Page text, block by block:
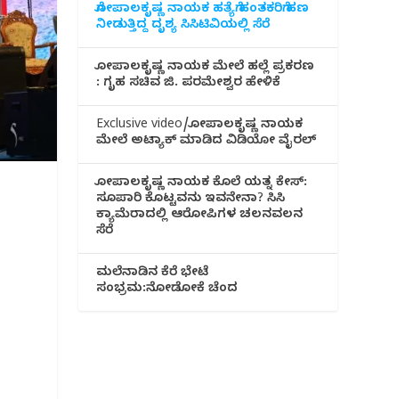
ಗೋಪಾಲಕೃಷ್ಣ ನಾಯಕ ಹತ್ಯೆಗೆ ಹಂತಕರಿಗೆ ಹಣ
ನೀಡುತ್ತಿದ್ದ ದೃಶ್ಯ ಸಿಸಿಟಿವಿಯಲ್ಲಿ ಸೆರೆ
ಗೋಪಾಲಕೃಷ್ಣ ನಾಯಕ ಮೇಲೆ ಹಲ್ಲೆ ಪ್ರಕರಣ
: ಗೃಹ ಸಚಿವ ಜಿ. ಪರಮೇಶ್ವರ ಹೇಳಿಕೆ
Exclusive video/ಗೋಪಾಲಕೃಷ್ಣ ನಾಯಕ
ಮೇಲೆ ಅಟ್ಯಾಕ್ ಮಾಡಿದ ವಿಡಿಯೋ ವೈರಲ್
ಗೋಪಾಲಕೃಷ್ಣ ನಾಯಕ ಕೊಲೆ ಯತ್ನ ಕೇಸ್:
ಸೂಪಾರಿ ಕೊಟ್ಟವನು ಇವನೇನಾ? ಸಿಸಿ
ಕ್ಯಾಮೆರಾದಲ್ಲಿ ಆರೋಪಿಗಳ ಚಲನವಲನ
ಸೆರೆ
ಮಲೆನಾಡಿ‌ನ ಕೆರೆ ಭೇಟೆ
ಸಂಭ್ರಮ:ನೋಡೋಕೆ ಚೆಂದ